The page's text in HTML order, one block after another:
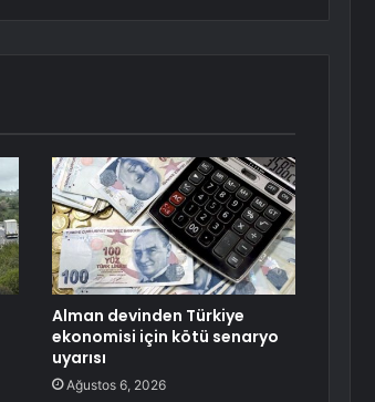
Alman devinden Türkiye
ekonomisi için kötü senaryo
uyarısı
Ağustos 6, 2026